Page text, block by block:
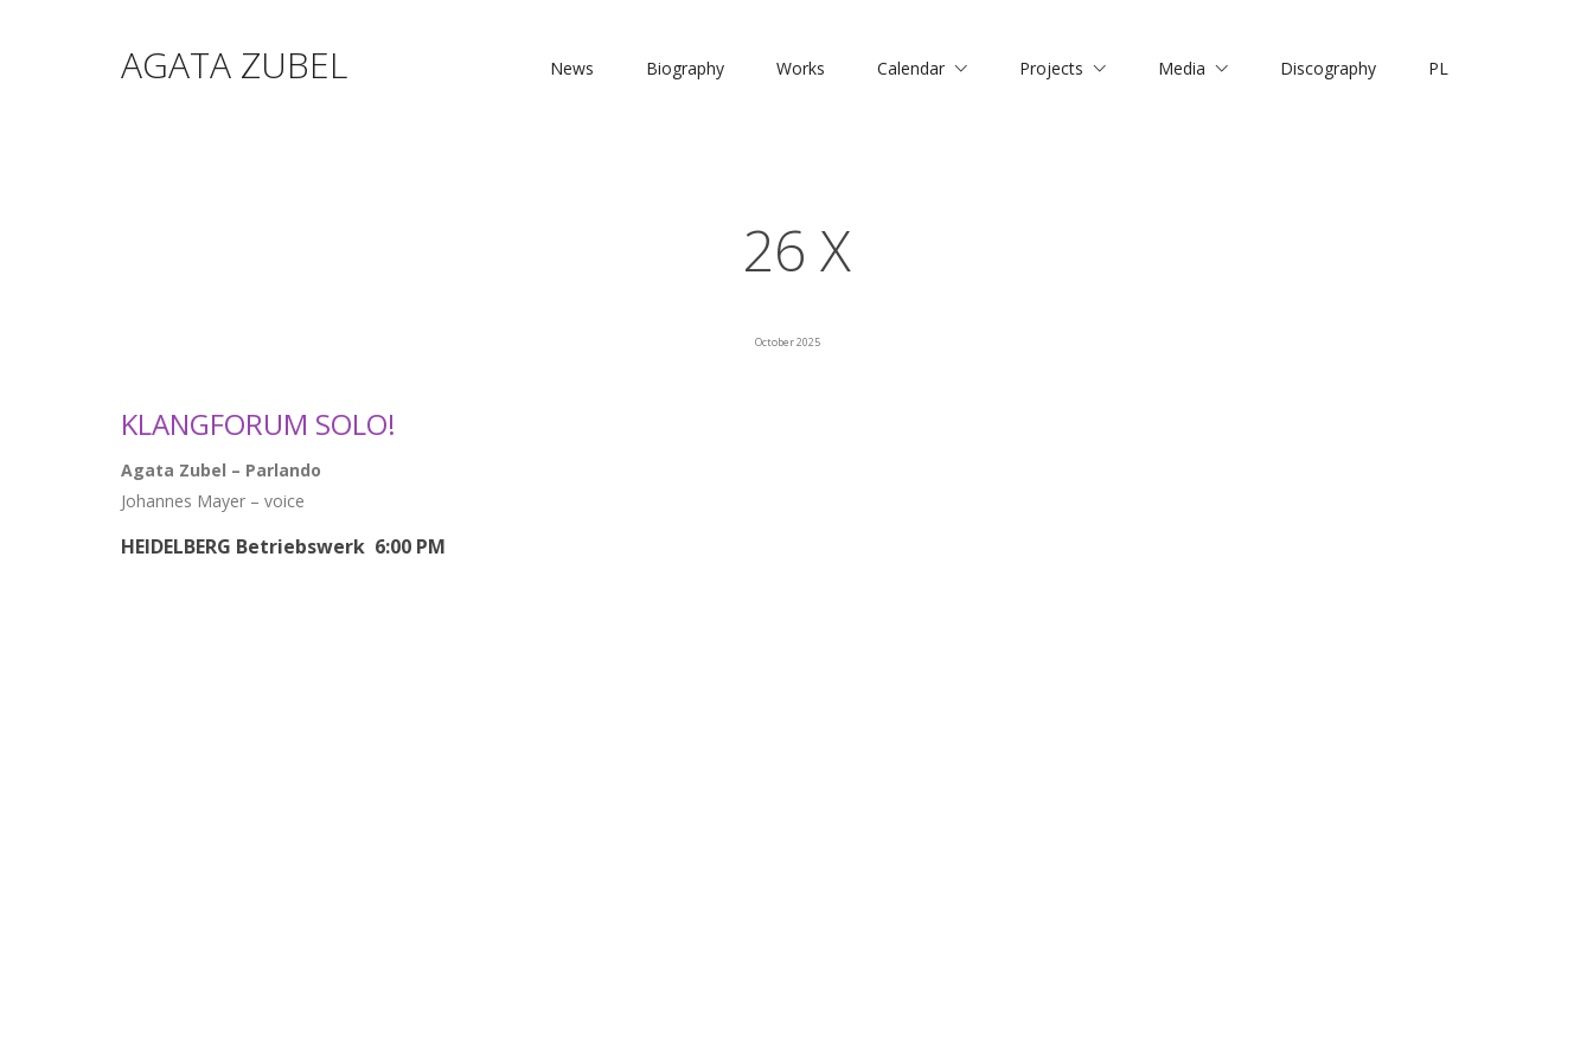
AGATA ZUBEL News Biography Works Calendar Projects Media Discography PL
26 X
October 2025
KLANGFORUM SOLO!
Agata Zubel – Parlando
Johannes Mayer – voice
HEIDELBERG Betriebswerk 6:00 PM